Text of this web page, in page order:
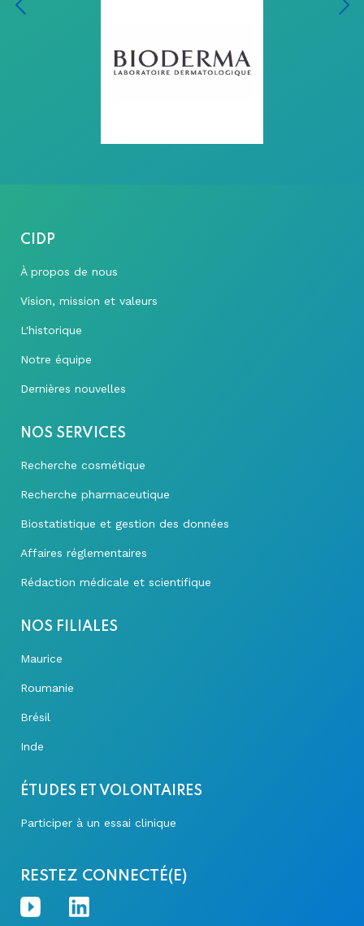
CIDP
À propos de nous
Vision, mission et valeurs
L'historique
Notre équipe
Dernières nouvelles
NOS SERVICES
Recherche cosmétique
Recherche pharmaceutique
Biostatistique et gestion des données
Affaires réglementaires
Rédaction médicale et scientifique
NOS FILIALES
Maurice
Roumanie
Brésil
Inde
ÉTUDES ET VOLONTAIRES
Participer à un essai clinique
RESTEZ CONNECTÉ(E)